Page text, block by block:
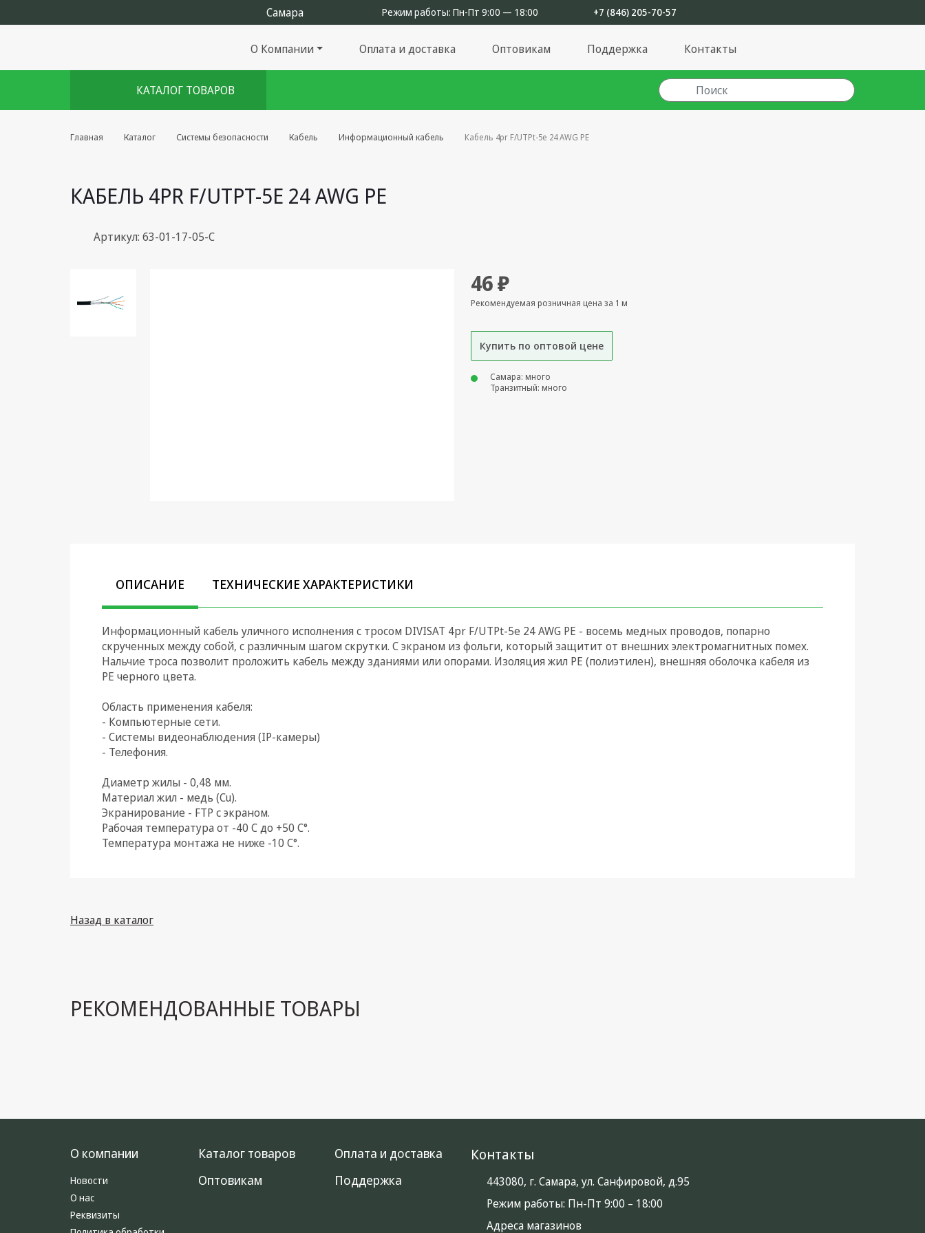
Режим работы: Пн-Пт 9:00 — 18:00 +7 (846) 205-70-57
О Компании Оплата и доставка Оптовикам Поддержка Контакты
КАТАЛОГ ТОВАРОВ
Комплекты августа
Android TV приставки
Спутниковое оборудование
Коммутационное
Климатическая техника
Электрика
Товары для дома и Бытовая
техника
Компьютерные
комплектующие
Системы безопасности
Главная Каталог Системы безопасности Кабель Информационный кабель Кабель 4pr F/UTPt-5e 24 AWG PE
КАБЕЛЬ 4PR F/UTPT-5E 24 AWG PE
Артикул: 63-01-17-05-С
46 ₽
Рекомендуемая розничная цена за 1 м
Купить по оптовой цене
Самара: много
Транзитный: много
ОПИСАНИЕ ТЕХНИЧЕСКИЕ ХАРАКТЕРИСТИКИ
Информационный кабель уличного исполнения с тросом DIVISAT 4pr F/UTPt-5e 24 AWG PE - восемь медных проводов, попарно
скрученных между собой, с различным шагом скрутки. С экраном из фольги, который защитит от внешних электромагнитных помех.
Нальчие троса позволит проложить кабель между зданиями или опорами. Изоляция жил РЕ (полиэтилен), внешняя оболочка кабеля из
РЕ черного цвета.
Область применения кабеля:
- Компьютерные сети.
- Системы видеонаблюдения (IP-камеры)
- Телефония.
Диаметр жилы - 0,48 мм.
Материал жил - медь (Cu).
Экранирование - FTP с экраном.
Рабочая температура от -40 С до +50 C°.
Температура монтажа не ниже -10 С°.
Назад в каталог
РЕКОМЕНДОВАННЫЕ ТОВАРЫ
О компании
Новости
О нас
Реквизиты
Каталог товаров
Оплата и доставка
Оптовикам
Поддержка
Контакты
443080, г. Самара, ул. Санфировой, д.95
Режим работы: Пн-Пт 9:00 – 18:00
Адреса магазинов